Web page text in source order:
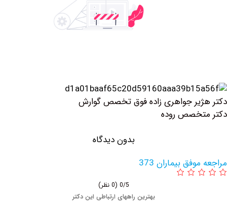
جواهری زاده فوق تخصص گوارش
روده
بدون دیدگاه
بیماران 373
بهترین راههای ارتباطی این دکتر